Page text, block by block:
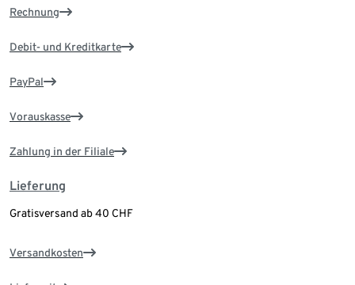
Rechnung
Debit- und Kreditkarte
PayPal
Vorauskasse
Zahlung in der Filiale
Lieferung
Gratisversand ab 40 CHF
Versandkosten